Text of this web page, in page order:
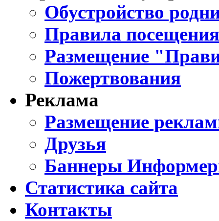
Обустройство
Правила
Размещение
Пожертвования
Реклама
Размещение
Друзья
Баннеры
Статистика сайта
Контакты